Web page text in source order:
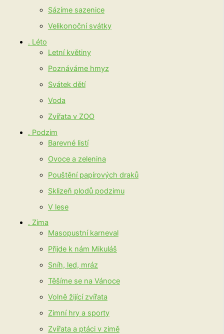
Sázíme sazenice
Velikonoční svátky
. Léto
Letní květiny
Poznáváme hmyz
Svátek dětí
Voda
Zvířata v ZOO
. Podzim
Barevné listí
Ovoce a zelenina
Pouštění papírových draků
Sklizeň plodů podzimu
V lese
. Zima
Masopustní karneval
Přijde k nám Mikuláš
Sníh, led, mráz
Těšíme se na Vánoce
Volně žijící zvířata
Zimní hry a sporty
Zvířata a ptáci v zimě